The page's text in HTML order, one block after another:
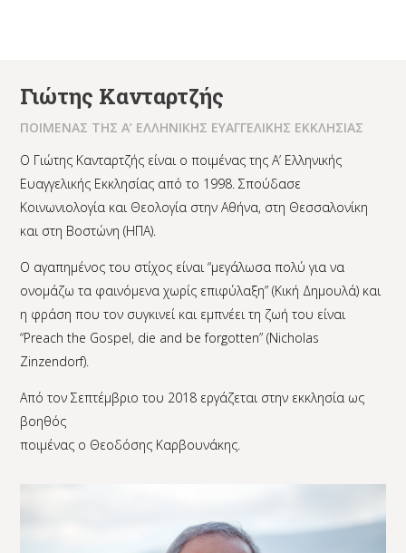
Γιώτης Κανταρτζής
ΠΟΙΜΕΝΑΣ ΤΗΣ Α’ ΕΛΛΗΝΙΚΗΣ ΕΥΑΓΓΕΛΙΚΗΣ ΕΚΚΛΗΣΙΑΣ
Ο Γιώτης Κανταρτζής είναι ο ποιμένας της Α’ Ελληνικής
Ευαγγελικής Εκκλησίας από το 1998. Σπούδασε
Κοινωνιολογία και Θεολογία στην Αθήνα, στη Θεσσαλονίκη
και στη Βοστώνη (ΗΠΑ).
Ο αγαπημένος του στίχος είναι “μεγάλωσα πολύ για να
ονομάζω τα φαινόμενα χωρίς επιφύλαξη” (Κική Δημουλά) και
η φράση που τον συγκινεί και εμπνέει τη ζωή του είναι
“Preach the Gospel, die and be forgotten” (Nicholas
Zinzendorf).
Από τον Σεπτέμβριο του 2018 εργάζεται στην εκκλησία ως
βοηθός
ποιμένας ο Θεοδόσης Καρβουνάκης.